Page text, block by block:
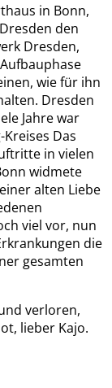
in Bonn,
den
Dresden,
wie für ihn
Dresden
Jahre war
Das
in vielen
widmete
alten Liebe
viel vor, nun
die
gesamten
verloren,
lieber Kajo.